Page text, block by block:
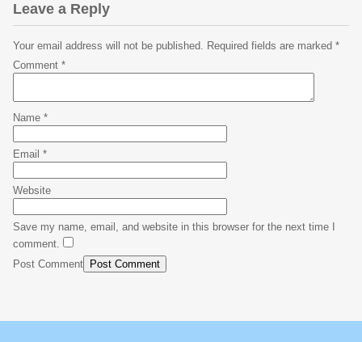
Leave a Reply
Your email address will not be published. Required fields are marked *
Comment *
Name *
Email *
Website
Save my name, email, and website in this browser for the next time I
comment.
Post Comment